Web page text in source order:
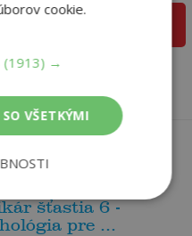
šťastia 6 -
pre ...
cookie.
(1913) →
VŠETKÝMI